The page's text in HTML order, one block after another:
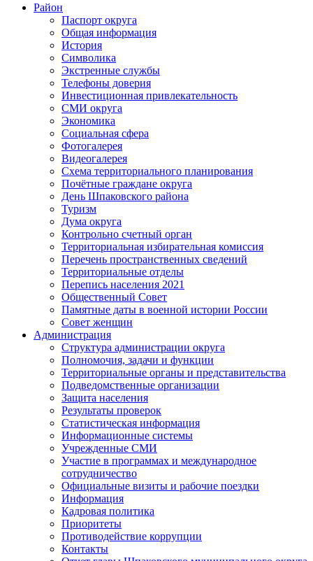
Район
Паспорт округа
Общая информация
История
Символика
Экстренные службы
Телефоны доверия
Инвестиционная привлекательность
СМИ округа
Экономика
Социальная сфера
Фотогалерея
Видеогалерея
Схема территориального планирования
Почётные граждане округа
День Шпаковского района
Туризм
Дума округа
Контрольно счетный орган
Территориальная избирательная комиссия
Перечень пространственных сведений
Территориальные отделы
Перепись населения 2021
Общественный Совет
Памятные даты в военной истории России
Совет женщин
Администрация
Структура администрации округа
Полномочия, задачи и функции
Территориальные органы и представительства
Подведомственные организации
Защита населения
Результаты проверок
Статистическая информация
Информационные системы
Учрежденные СМИ
Участие в программах и международное
сотрудничество
Официальные визиты и рабочие поездки
Информация
Кадровая политика
Приоритеты
Противодействие коррупции
Контакты